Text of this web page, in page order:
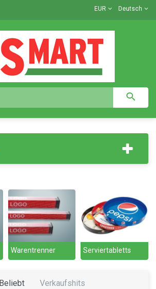
Deutsch
EUR
Warentrenner Serviertabletts
Beliebt Verkaufshits